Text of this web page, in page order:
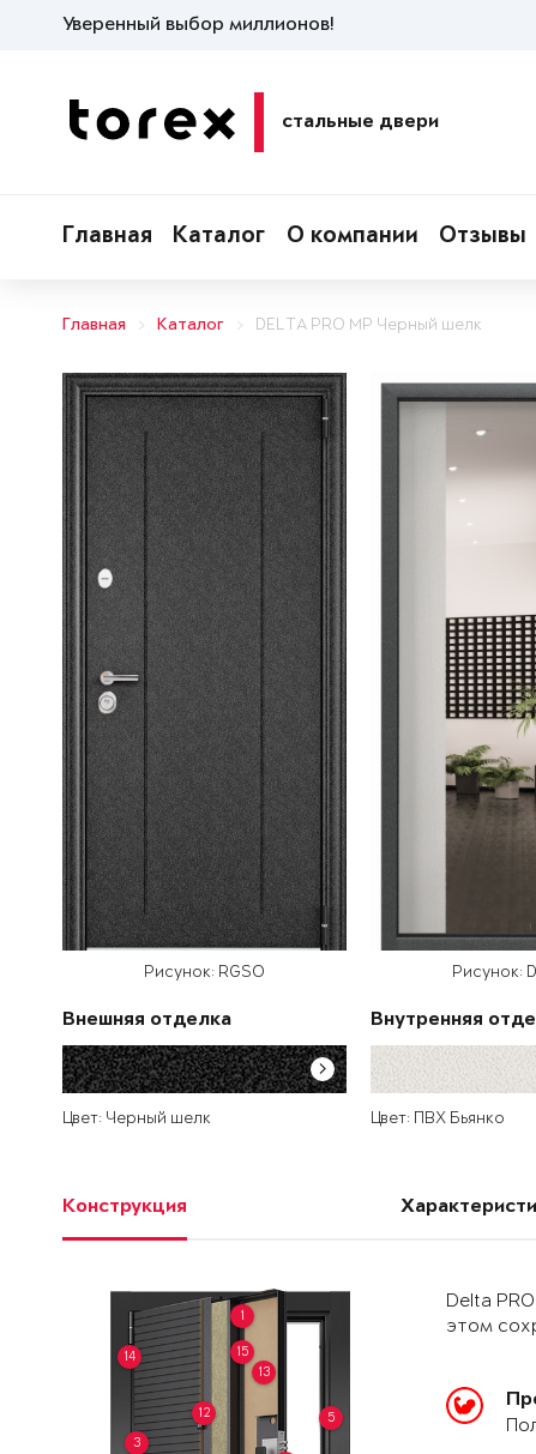
Уверенный выбор миллионов!
стальные двери
Главная Каталог О компании Отзывы
Главная Каталог DELTA PRO MP Черный шелк
Рисунок: RGSO
Внешняя отделка
Цвет: Черный шелк
Рисунок:
Внутренняя
Цвет: ПВХ Бьянко
Конструкция
1
3
5
12
13
14 15
Delta
этом